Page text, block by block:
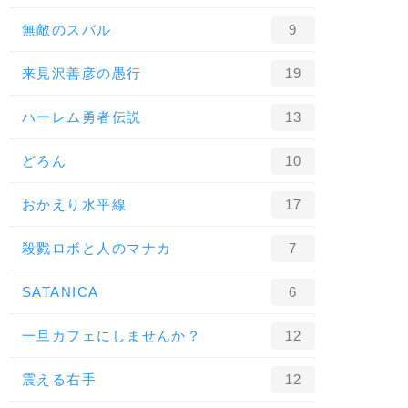
無敵のスバル 9
来見沢善彦の愚行 19
ハーレム勇者伝説 13
どろん 10
おかえり水平線 17
殺戮ロボと人のマナカ 7
SATANICA 6
一旦カフェにしませんか？ 12
震える右手 12